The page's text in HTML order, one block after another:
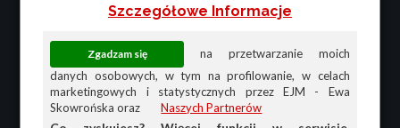
Szczegółowe Informacje
na przetwarzanie moich
danych osobowych, w tym na profilowanie, w celach
marketingowych i statystycznych przez EJM - Ewa
Skowrońska oraz
Naszych Partnerów